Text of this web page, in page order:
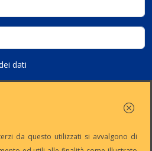
dati
da questo utilizzati si avvalgono di